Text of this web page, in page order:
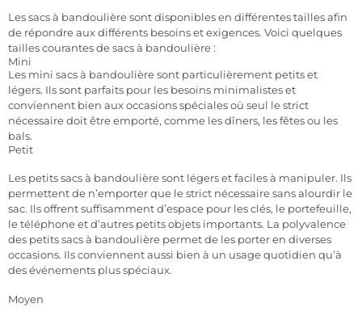
Les sacs à bandoulière sont disponibles en différentes tailles afin
de répondre aux différents besoins et exigences. Voici quelques
tailles courantes de sacs à bandoulière :
Mini
Les mini sacs à bandoulière sont particulièrement petits et
légers. Ils sont parfaits pour les besoins minimalistes et
conviennent bien aux occasions spéciales où seul le strict
nécessaire doit être emporté, comme les dîners, les fêtes ou les
bals.
Petit
Les petits sacs à bandoulière sont légers et faciles à manipuler. Ils
permettent de n’emporter que le strict nécessaire sans alourdir le
sac. Ils offrent suffisamment d’espace pour les clés, le portefeuille,
le téléphone et d’autres petits objets importants. La polyvalence
des petits sacs à bandoulière permet de les porter en diverses
occasions. Ils conviennent aussi bien à un usage quotidien qu’à
des événements plus spéciaux.
Moyen